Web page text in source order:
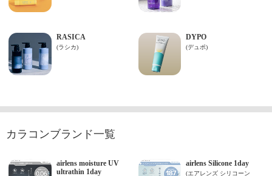
カラコンブランド一覧